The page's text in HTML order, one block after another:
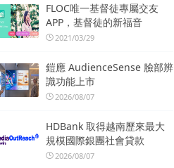
FLOC唯一基督徒專屬交友
APP，基督徒的新福音
2021/03/29
鎧應 AudienceSense 臉部辨
識功能上市
2026/08/07
HDBank 取得越南歷來最大
規模國際銀團社會貸款
2026/08/07